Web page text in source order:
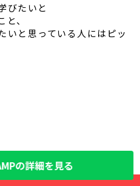
の詳細を見る
びたいと
、
いと思っている人にはピッ